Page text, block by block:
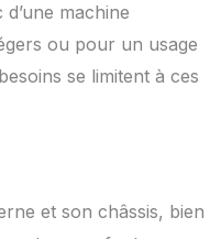
machine
ou pour un usage
se limitent à ces
et son châssis, bien